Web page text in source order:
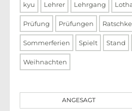
kyu Lehrer Lehrgang
Prüfung Prüfungen Ratschke
Sommerferien Spielt Stand
Weihnachten
ANGESAGT